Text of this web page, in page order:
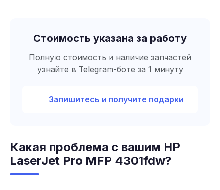
Стоимость указана за работу
Полную стоимость и наличие запчастей
узнайте в Telegram-боте за 1 минуту
Запишитесь и получите подарки
Какая проблема с вашим HP
LaserJet Pro MFP 4301fdw?